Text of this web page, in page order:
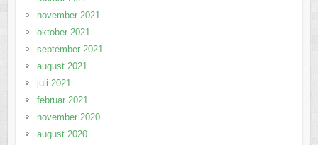
november 2021
oktober 2021
september 2021
august 2021
juli 2021
februar 2021
november 2020
august 2020